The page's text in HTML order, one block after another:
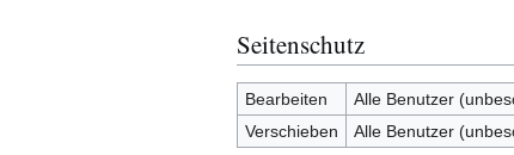
Seitenschutz
Bearbeiten
Alle Benutzer
Verschieben
Alle Benutzer